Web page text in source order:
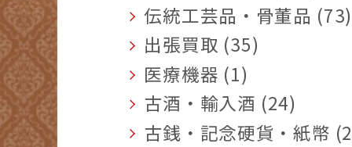
伝統工芸品・骨董品 (73)
出張買取 (35)
医療機器 (1)
古酒・輸入酒 (24)
古銭・記念硬貨・紙幣